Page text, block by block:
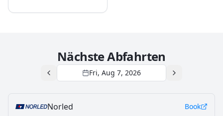
Nächste Abfahrten
Fri, Aug 7, 2026
Norled Book